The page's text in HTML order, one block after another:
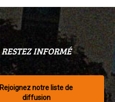
RESTEZ INFORMÉ
Rejoignez notre liste de
diffusion